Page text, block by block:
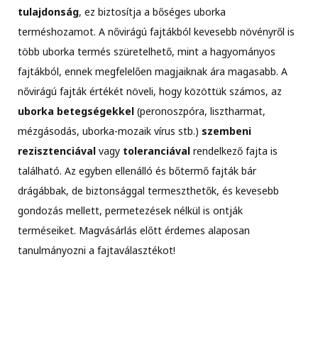
tulajdonság, ez biztosítja a bőséges uborka
terméshozamot. A nővirágú fajtákból kevesebb növényről is
több uborka termés szüretelhető, mint a hagyományos
fajtákból, ennek megfelelően magjaiknak ára magasabb. A
nővirágú fajták értékét növeli, hogy közöttük számos, az
uborka betegségekkel (peronoszpóra, lisztharmat,
mézgásodás, uborka-mozaik vírus stb.) szembeni
rezisztenciával vagy toleranciával rendelkező fajta is
található. Az egyben ellenálló és bőtermő fajták bár
drágábbak, de biztonsággal termeszthetők, és kevesebb
gondozás mellett, permetezések nélkül is ontják
terméseiket. Magvásárlás előtt érdemes alaposan
tanulmányozni a fajtaválasztékot!